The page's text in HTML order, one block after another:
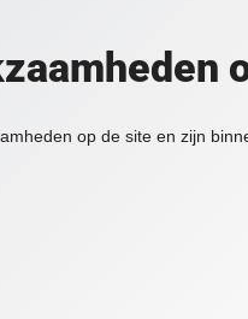
op de site en zijn